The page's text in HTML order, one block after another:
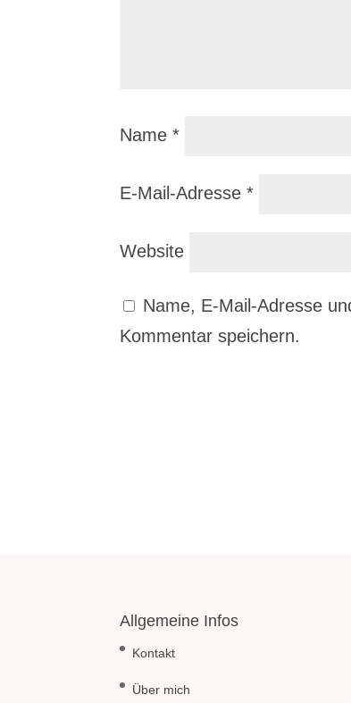
Name*
E-Mail-Adresse*
Website
Name, E-Mail-Adresse
Kommentar speichern.
Allgemeine Infos
Kontakt
Über mich